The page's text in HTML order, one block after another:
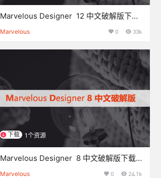
Marvelous Designer 12 中文破解版下载
Marvelous 0 33k
下载 1个资源
Marvelous Designer 8 中文破解版下载
Marvelous 0 24.1k